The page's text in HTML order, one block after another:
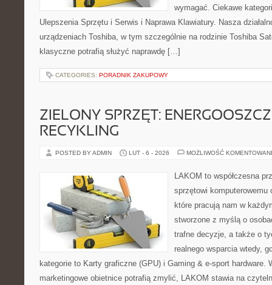
wymagać. Ciekawe
Ulepszenia Sprzętu i Serwis i Naprawa Klawiatury. Nasza
urządzeniach Toshiba, w tym szczególnie na rodzinie Toshiba
klasyczne potrafią służyć naprawdę […]
CATEGORIES: PORADNIK ZAKUPOWY
ZIELONY SPRZĘT:
RECYKLING
POSTED BY ADMIN LUT - 6 - 2026 MOŻLIWOŚĆ
LAKOM to współczesna
sprzętowi komputerowemu
które pracują nam w
stworzone z myślą o
trafne decyzje, a także o
realnego wsparcia wtedy,
kategorie to Karty graficzne (GPU) i Gaming & e-sport hardware.
marketingowe obietnice potrafią zmylić, LAKOM stawia na